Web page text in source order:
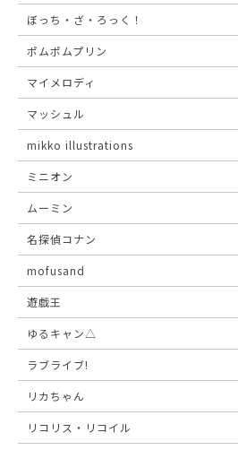
ぼっち・ざ・ろっく！
ポムポムプリン
マイメロディ
マッシュル
mikko illustrations
ミニオン
ムーミン
名探偵コナン
mofusand
遊戯王
ゆるキャン△
ラブライブ!
リカちゃん
リコリス・リコイル